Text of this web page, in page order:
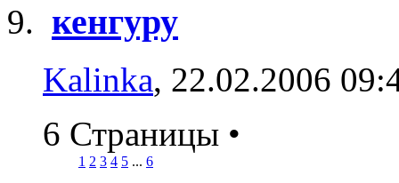
кенгуру
Kalinka, 22.02.2006
6 Страницы •
1 2 3 4 5 ... 6